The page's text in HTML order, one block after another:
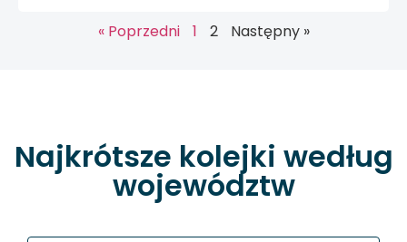
« Poprzedni 1 2 Następny »
Najkrótsze kolejki według
województw